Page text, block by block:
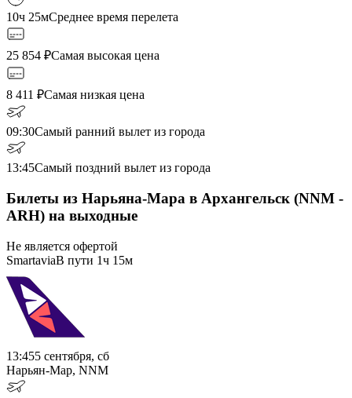
10ч 25мСреднее время перелета
25 854 ₽Самая высокая цена
8 411 ₽Самая низкая цена
09:30Самый ранний вылет из города
13:45Самый поздний вылет из города
Билеты из Нарьяна-Мара в Архангельск (NNM -
ARH) на выходные
Не является офертой
SmartaviaВ пути 1ч 15м
13:455 сентября, сб
Нарьян-Мар, NNM